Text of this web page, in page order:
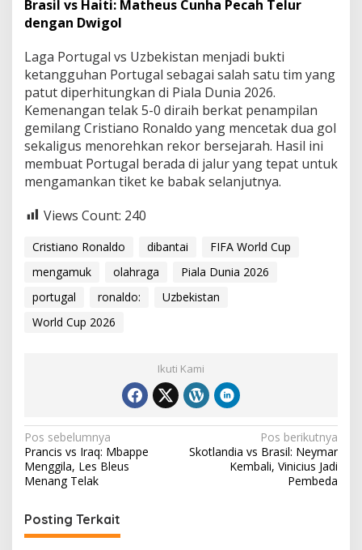
Brasil vs Haiti: Matheus Cunha Pecah Telur
dengan Dwigol
Laga Portugal vs Uzbekistan menjadi bukti
ketangguhan Portugal sebagai salah satu tim yang
patut diperhitungkan di Piala Dunia 2026.
Kemenangan telak 5-0 diraih berkat penampilan
gemilang Cristiano Ronaldo yang mencetak dua gol
sekaligus menorehkan rekor bersejarah. Hasil ini
membuat Portugal berada di jalur yang tepat untuk
mengamankan tiket ke babak selanjutnya.
Views Count: 240
Cristiano Ronaldo dibantai
FIFA World Cup
mengamuk
olahraga
Piala Dunia 2026
portugal
ronaldo:
Uzbekistan
World Cup 2026
Ikuti Kami
Navigasi
pos
Pos sebelumnya
Prancis vs Iraq: Mbappe
Menggila, Les Bleus
Menang Telak
Pos berikutnya
Skotlandia vs Brasil: Neymar
Kembali, Vinicius Jadi
Pembeda
Posting Terkait